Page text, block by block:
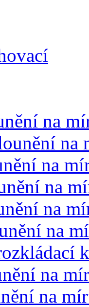
na
na
na
na
na
na
na
na